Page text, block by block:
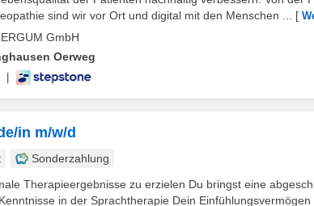
sind wir vor Ort und digital mit den Menschen ...
[
GmbH
Oerweg
in m/w/d
Sonderzahlung
Therapieergebnisse zu erzielen Du bringst eine
in der Sprachtherapie Dein Einfühlungsvermögen